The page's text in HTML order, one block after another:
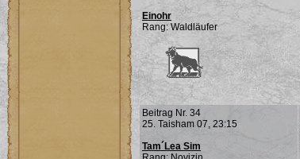
Einohr
Rang: Waldläufer
Beitrag Nr. 34
25. Taisham 07, 23:15
Tam´Lea Sim